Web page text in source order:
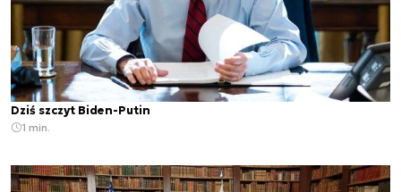
Dziś szczyt Biden-Putin
1 min.